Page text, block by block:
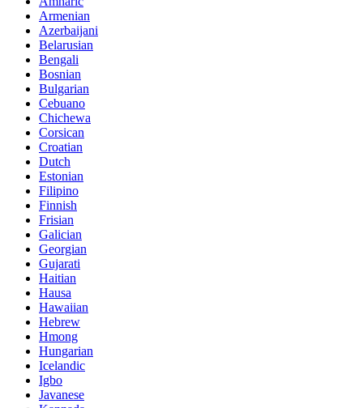
Armenian
Azerbaijani
Belarusian
Bengali
Bosnian
Bulgarian
Cebuano
Chichewa
Corsican
Croatian
Dutch
Estonian
Filipino
Finnish
Frisian
Galician
Georgian
Gujarati
Haitian
Hausa
Hawaiian
Hebrew
Hmong
Hungarian
Icelandic
Igbo
Javanese